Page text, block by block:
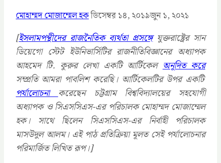
মোহাম্মদ মোজাম্মেল হকডিসেম্বর ১৪, ২০১৯জুন ১, ২০২১
[ইসলামপন্থীদের রাজনৈতিক ব্যর্থতা প্রসঙ্গেযুক্তরাষ্ট্রের সান
ডিয়েগো স্টেট ইউনিভার্সিটির রাজনীতিবিজ্ঞানের অধ্যাপক
আহমেদ টি. কুরুর লেখা একটি আর্টিকেলঅনূদিত করে
সম্প্রতি আমরা পাবলিশ করেছি। আর্টিকেলটির উপর একটি
পর্যালোচনাকরেছেন চট্টগ্রাম বিশ্ববিদ্যালয়ের সহযোগী
অধ্যাপক ও সিএসসিএস-এর পরিচালক মোহাম্মদ মোজাম্মেল
হক। সাথে ছিলেন সিএসসিএস-এর নির্বাহী পরিচালক
মাসউদুল আলম। এই পাঠ প্রতিক্রিয়া মূলত সেই পর্যালোচনার
পরিমার্জিত লিখিত রূপ।]